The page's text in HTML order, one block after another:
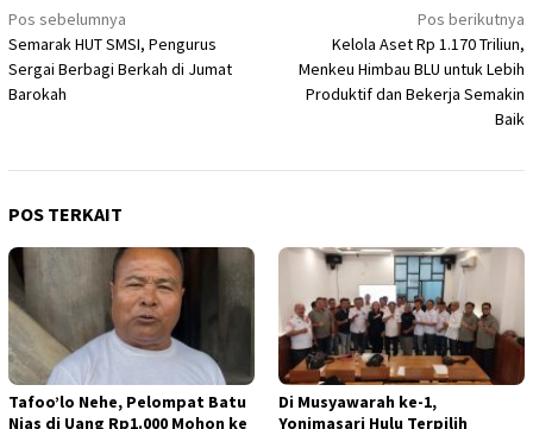
Navigasi
pos
Pos sebelumnya
Semarak HUT SMSI, Pengurus
Sergai Berbagi Berkah di Jumat
Barokah
Pos berikutnya
Kelola Aset Rp 1.170 Triliun,
Menkeu Himbau BLU untuk Lebih
Produktif dan Bekerja Semakin
Baik
POS TERKAIT
Tafoo’lo Nehe, Pelompat Batu
Nias di Uang Rp1.000 Mohon ke
Di Musyawarah ke-1,
Yonimasari Hulu Terpilih